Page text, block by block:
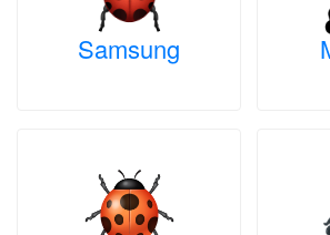
Samsung